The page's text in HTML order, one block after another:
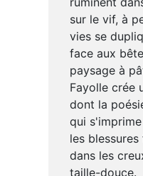
sur le vif, à
vies se
face aux
paysage à
Fayolle crée
dont la
qui
les
dans les
taille-douce.